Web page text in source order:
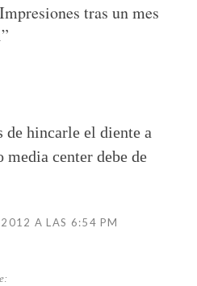
Impresiones tras un mes
”
de hincarle el diente a
center debe de
A LAS 6:54 PM